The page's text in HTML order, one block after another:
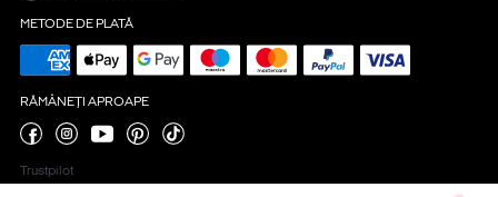
METODE DE PLATĂ
RĂMÂNEȚI APROAPE
Trustpilot